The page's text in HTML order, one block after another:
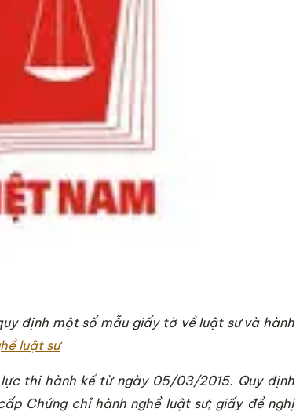
định một số mẫu giấy tờ về luật sư và hành
thi hành kể từ ngày 05/03/2015. Quy định
Chứng chỉ hành nghề luật sư; giấy đề nghị